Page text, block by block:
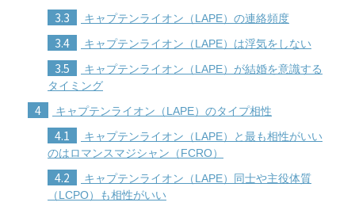
3.3 キャプテンライオン（LAPE）の連絡頻度
3.4 キャプテンライオン（LAPE）は浮気をしない
3.5
キャプテンライオン（LAPE）が結婚を意識する
タイミング
4 キャプテンライオン（LAPE）のタイプ相性
4.1
キャプテンライオン（LAPE）と最も相性がいい
のはロマンスマジシャン（FCRO）
4.2
キャプテンライオン（LAPE）同士や主役体質
（LCPO）も相性がいい